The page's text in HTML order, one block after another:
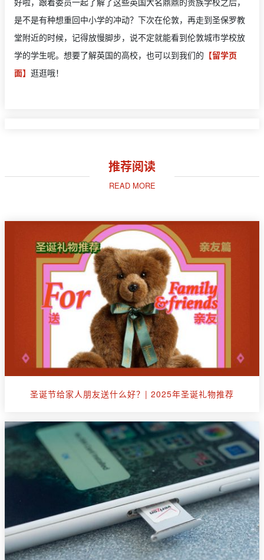
是不是有种想重回中小学的冲动？下次在伦敦，再走到圣保罗教
堂附近的时候，记得放慢脚步，说不定就能看到伦敦城市学校放
学的学生呢。想要了解英国的高校，也可以到我们的 【留学页
面】 逛逛哦！
推荐阅读
READ MORE
圣诞节给家人朋友送什么好？| 2025年圣诞礼物推荐